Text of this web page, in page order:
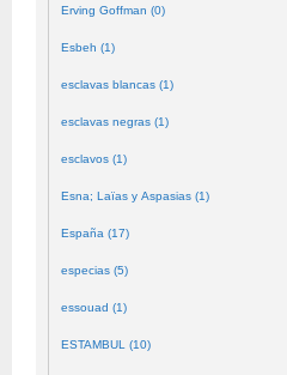
Erving Goffman (0)
Esbeh (1)
esclavas blancas (1)
esclavas negras (1)
esclavos (1)
Esna; Laïas y Aspasias (1)
España (17)
especias (5)
essouad (1)
ESTAMBUL (10)